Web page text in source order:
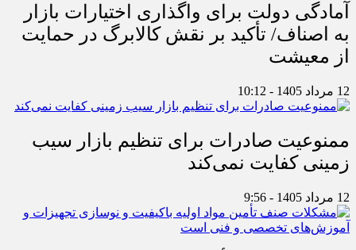
آمادگی دولت برای واگذاری اختیارات بازار
به اصناف/ تأکید بر نقش کالابرگ در حمایت
از معیشت
12 مرداد 1405 - 10:12
ممنوعیت صادرات برای تنظیم بازار سیب
زمینی کفایت نمی‌کند
12 مرداد 1405 - 9:56